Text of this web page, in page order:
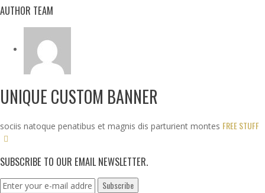
AUTHOR TEAM
UNIQUE CUSTOM BANNER
sociis natoque penatibus et magnis dis parturient montes FREE STUFF
SUBSCRIBE TO OUR EMAIL NEWSLETTER.